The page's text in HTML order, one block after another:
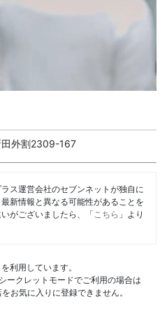
田外割2309-167
ス運営会社のセブンネットが独自に
新情報と異なる可能性があることを
がございましたら、「 こちら 」より
を利用しています。
ークレットモードでご利用の場合は
お気に入りに登録できません。